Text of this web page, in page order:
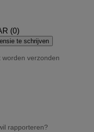
(0)
te schrijven
verzonden
rapporteren?